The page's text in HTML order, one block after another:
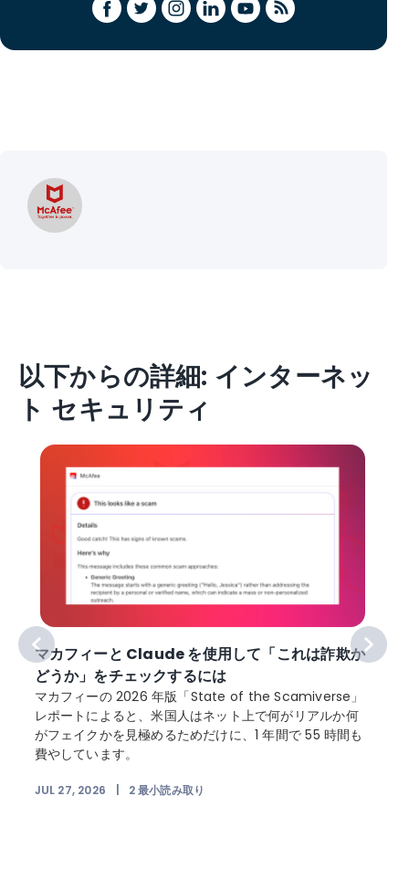
以下からの詳細: インターネッ
ト セキュリティ
マカフィーと Claude を使用して「これは詐欺か
どうか」をチェックするには
マカフィーの 2026 年版「State of the Scamiverse」
レポートによると、米国人はネット上で何がリアルか何
がフェイクかを見極めるためだけに、1 年間で 55 時間も
費やしています。
JUL 27, 2026 2最小読み取り